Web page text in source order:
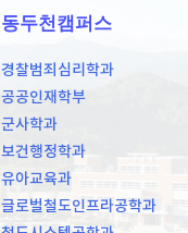
동두천캠퍼스
경찰범죄심리학과
공공인재학부
군사학과
보건행정학과
유아교육과
글로벌철도인프라공학과